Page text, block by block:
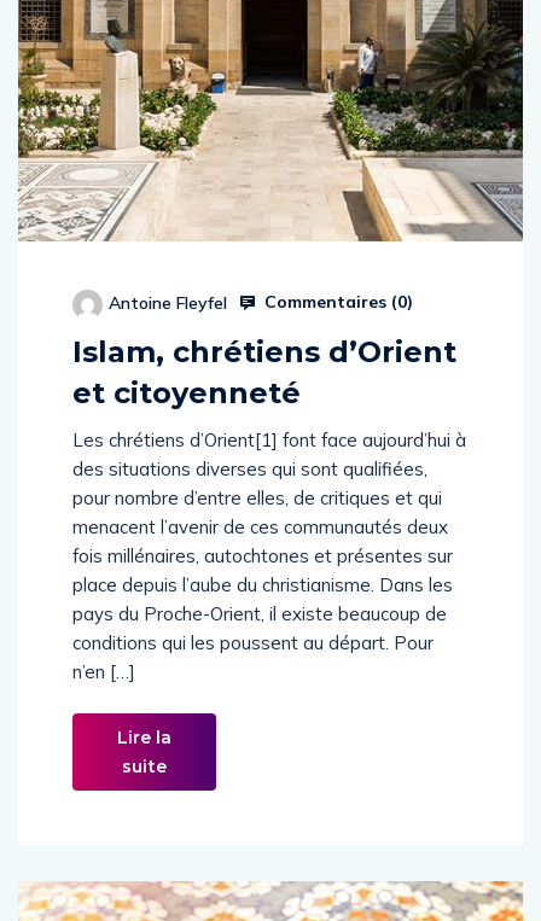
Antoine Fleyfel Commentaires (0)
Islam, chrétiens d’Orient
et citoyenneté
Les chrétiens d’Orient[1] font face aujourd’hui à
des situations diverses qui sont qualifiées,
pour nombre d’entre elles, de critiques et qui
menacent l’avenir de ces communautés deux
fois millénaires, autochtones et présentes sur
place depuis l’aube du christianisme. Dans les
pays du Proche-Orient, il existe beaucoup de
conditions qui les poussent au départ. Pour
n’en […]
Lire la
suite